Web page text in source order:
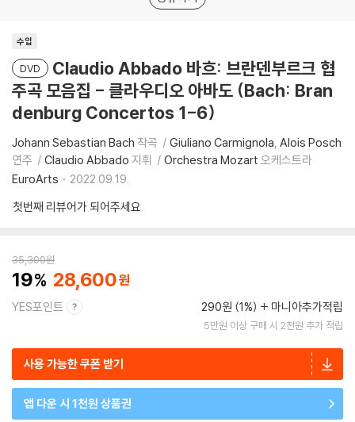
수입
DVD
Claudio Abbado 바흐: 브란덴부르크 협
주곡 모음집 - 클라우디오 아바도 (Bach: Bran
denburg Concertos 1-6)
Johann Sebastian Bach 작곡 Giuliano Carmignola Alois Posch
연주
Claudio Abbado 지휘 Orchestra Mozart 오케스트라
EuroArts
2022.09.19.
첫번째 리뷰어가 되어주세요
35,300원
19 28,600
YES포인트 290원 (1%) 마니아추가적립
5만원 이상 구매 시 2천원 추가 적립
사용 가능한 쿠폰 받기
앱 다운 시 1천원 상품권